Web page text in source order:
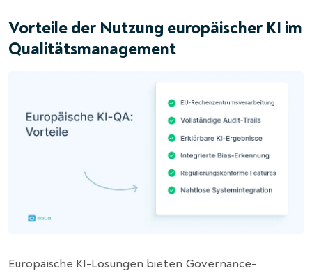
Vorteile der Nutzung europäischer KI im
Qualitätsmanagement
Europäische KI-Lösungen bieten Governance-